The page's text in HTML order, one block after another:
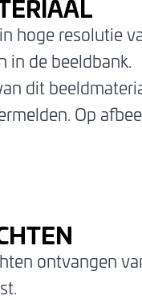
hoge resolutie
in de beeldbank.
dit
Op
ontvangen